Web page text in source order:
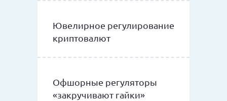
Ювелирное регулирование
криптовалют
Офшорные регуляторы
«закручивают гайки»